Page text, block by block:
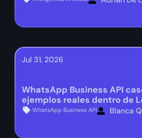
Jul 31, 2026
WhatsApp Business API
ejemplos reales dentro de
WhatsApp Business API Blanca